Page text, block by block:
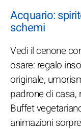
Acquario:
schemi
Vedi il cenone
osare: regalo
originale,
padrone di casa,
Buffet
animazioni